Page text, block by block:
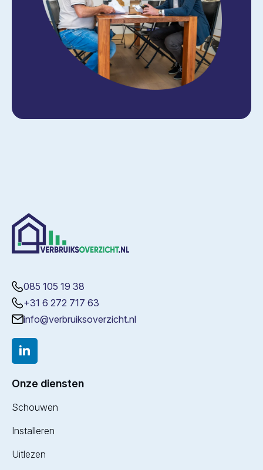
085 105 19 38
+31 6 272 717 63
info@verbruiksoverzicht.nl
Onze diensten
Schouwen
Installeren
Uitlezen